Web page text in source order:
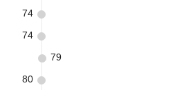
74
74
79
80